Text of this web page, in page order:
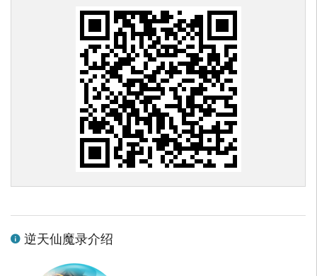
逆天仙魔录介绍